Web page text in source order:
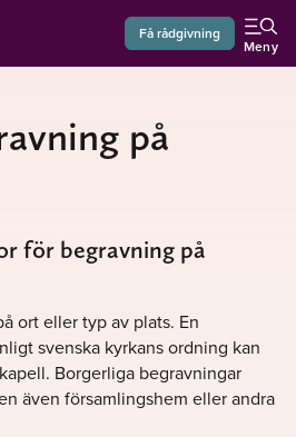
Få rådgivning
Meny
på
för begravning på
ort eller typ av plats. En
svenska kyrkans ordning kan
Borgerliga begravningar
även församlingshem eller andra